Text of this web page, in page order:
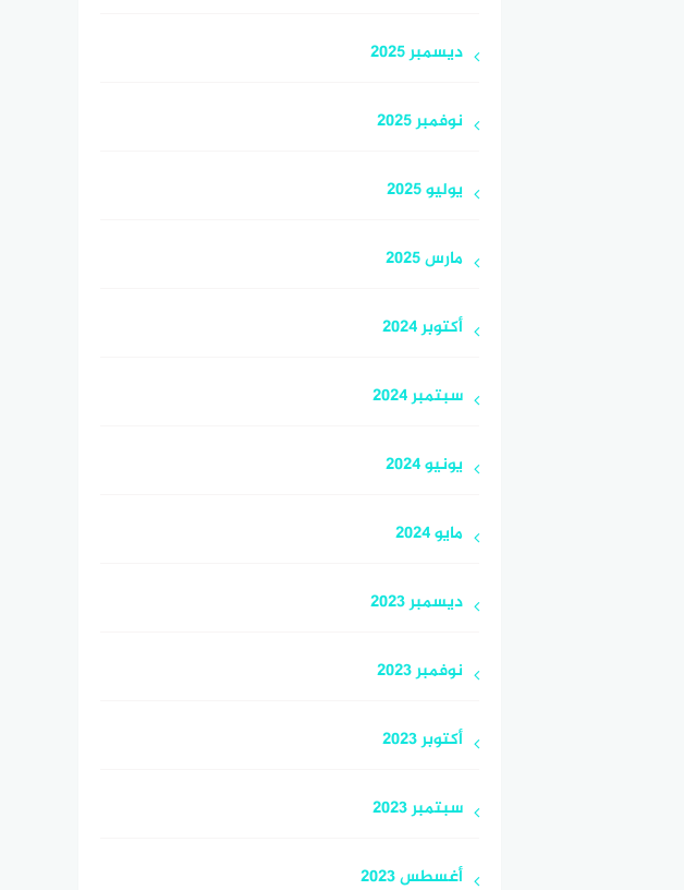
ديسمبر 2025
نوفمبر 2025
يوليو 2025
مارس 2025
أكتوبر 2024
سبتمبر 2024
يونيو 2024
مايو 2024
ديسمبر 2023
نوفمبر 2023
أكتوبر 2023
سبتمبر 2023
أغسطس 2023